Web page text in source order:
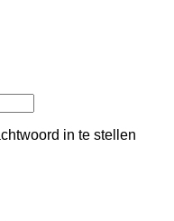
in te stellen